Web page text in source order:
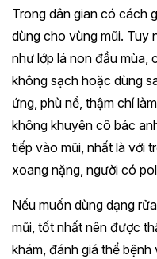
Trong dân gian có cách
dùng cho vùng mũi. Tuy
như lớp lá non đầu mùa,
không sạch hoặc dùng
ứng, phù nề, thậm chí
không khuyên cô bác
tiếp vào mũi, nhất là với
xoang nặng, người có
Nếu muốn dùng dạng
mũi, tốt nhất nên được
khám, đánh giá thể